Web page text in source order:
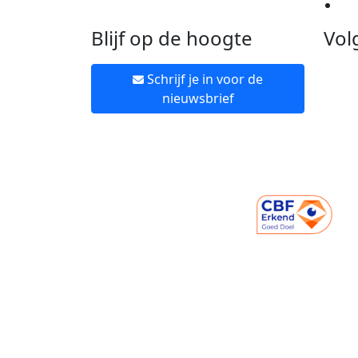
Blijf op de hoogte
Schrijf je in voor de
nieuwsbrief